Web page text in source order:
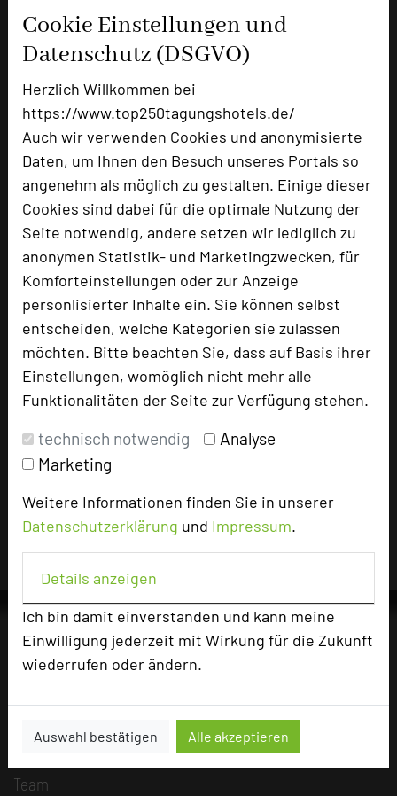
Cookie Einstellungen und
Datenschutz (DSGVO)
Herzlich Willkommen bei
https://www.top250tagungshotels.de/
Auch wir verwenden Cookies und anonymisierte
Daten, um Ihnen den Besuch unseres Portals so
angenehm als möglich zu gestalten. Einige dieser
Cookies sind dabei für die optimale Nutzung der
Seite notwendig, andere setzen wir lediglich zu
anonymen Statistik- und Marketingzwecken, für
Komforteinstellungen oder zur Anzeige
personlisierter Inhalte ein. Sie können selbst
entscheiden, welche Kategorien sie zulassen
möchten. Bitte beachten Sie, dass auf Basis ihrer
Einstellungen, womöglich nicht mehr alle
Funktionalitäten der Seite zur Verfügung stehen.
technisch notwendig
Analyse
Marketing
Weitere Informationen finden Sie in unserer
Datenschutzerklärung und Impressum.
Details anzeigen
Ich bin damit einverstanden und kann meine
Einwilligung jederzeit mit Wirkung für die Zukunft
wiederrufen oder ändern.
Auswahl bestätigen Alle akzeptieren
Ausstellungsfläche
Zimmer
Doppelzimmer
Einzelzimmer
Juniorsuiten
Besonders geeignet für
Seminar, Klausur, Event, Kreativprozesse
1550 Seiten dieses Hotels wurden in den
vergangenen 30 Tagen auf diesem Portal aufgerufen.
Impressum zum Hotel
Für die Verwendung der Bilder haben die jeweiligen Hotels die
Nutzungsrechte für dieses Portal eingeräumt und sind dafür
verantwortlich.
Die Idee
Über uns
Mission
Team